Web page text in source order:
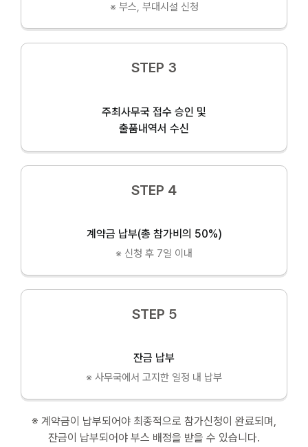
※ 부스, 부대시설 신청
STEP 3
주최사무국 접수 승인 및
출품내역서 수신
STEP 4
계약금 납부(총 참가비의 50%)
※ 신청 후 7일 이내
STEP 5
잔금 납부
※ 사무국에서 고지한 일정 내 납부
※ 계약금이 납부되어야 최종적으로 참가신청이 완료되며,
잔금이 납부되어야 부스 배정을 받을 수 있습니다.